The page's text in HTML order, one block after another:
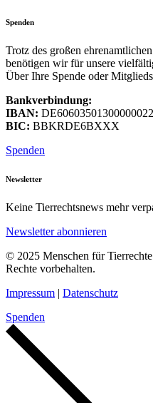
Spenden
Trotz des großen
benötigen wir für unsere
Über Ihre Spende oder
Bankverbindung:
IBAN:
BIC: BBKRDE6BXXX
Spenden
Newsletter
Keine Tierrechtsnews mehr
Newsletter abonnieren
© 2025 Menschen für
Rechte vorbehalten.
Impressum | Datenschutz
Spenden